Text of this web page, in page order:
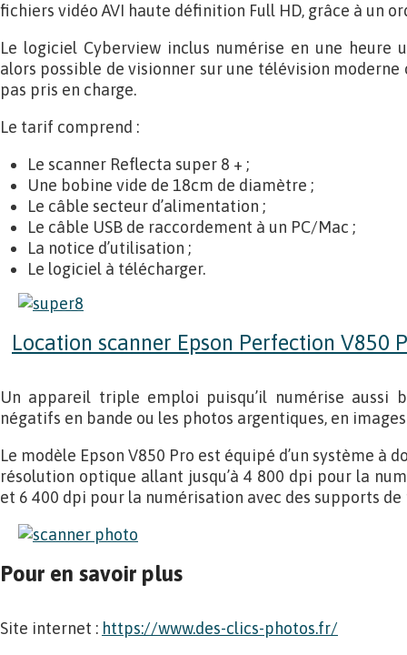
fichiers vidéo AVI haute définition Full HD, grâce à un
Le logiciel Cyberview inclus numérise en une heure
alors possible de visionner sur une télévision moderne
pas pris en charge.
Le tarif comprend :
Le scanner Reflecta super 8 + ;
Une bobine vide de 18cm de diamètre ;
Le câble secteur d’alimentation ;
Le câble USB de raccordement à un PC/Mac ;
La notice d’utilisation ;
Le logiciel à télécharger.
Location scanner Epson Perfection V850
Un appareil triple emploi puisqu’il numérise aussi
négatifs en bande ou les photos argentiques, en
Le modèle Epson V850 Pro est équipé d’un système
résolution optique allant jusqu’à 4 800 dpi pour la
et 6 400 dpi pour la numérisation avec des supports de
Pour en savoir plus
Site internet : https://www.des-clics-photos.fr/